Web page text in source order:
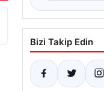
Bizi Takip Edin